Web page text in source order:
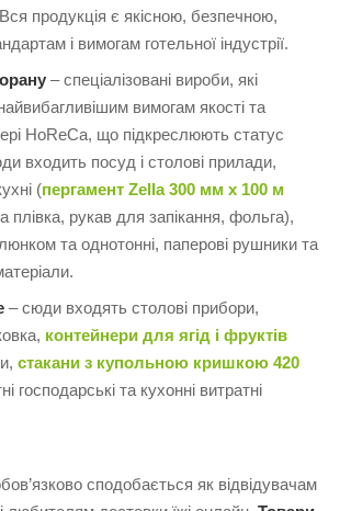
продукція є якісною, безпечною,
і вимогам готельної індустрії.
– спеціалізовані вироби, які
вимогам якості та
HoReCa, що підкреслюють статус
входить посуд і столові прилади,
(пергамент Zella 300 мм х 100 м
плівка, рукав для запікання, фольга),
та однотонні, паперові рушники та
– сюди входять столові прибори,
контейнери для ягід і фруктів
стакани з купольною кришкою 420
господарські та кухонні витратні
сподобається як відвідувачам